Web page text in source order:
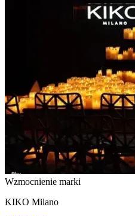
Wzmocnienie marki
KIKO Milano